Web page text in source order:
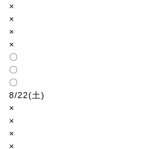
×
×
×
×
〇
〇
〇
8/22(土)
×
×
×
×